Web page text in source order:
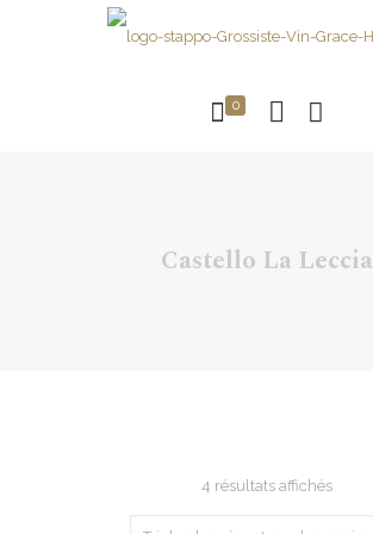
0
Castello La Leccia
4 résultats affichésTrié
plus